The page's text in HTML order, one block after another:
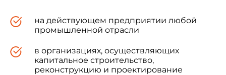
на действующем предприятии любой
промышленной отрасли
в организациях, осуществляющих
капитальное строительство,
реконструкцию и проектирование